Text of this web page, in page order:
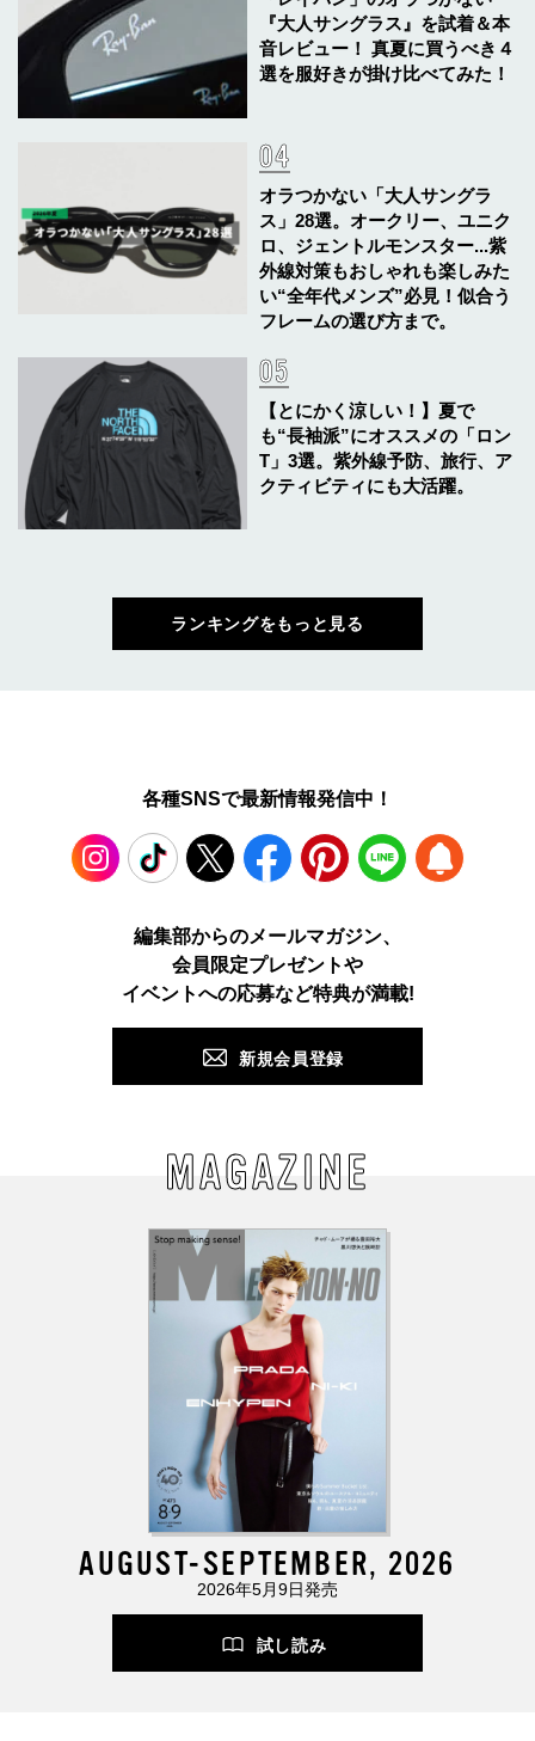
『大人サングラス』を試着＆本
音レビュー！ 真夏に買うべき４
選を服好きが掛け比べてみた！
オラつかない「大人サングラ
ス」28選。オークリー、ユニク
ロ、ジェントルモンスター...紫
外線対策もおしゃれも楽しみた
い“全年代メンズ”必見！似合う
フレームの選び方まで。
【とにかく涼しい！】夏で
も“長袖派”にオススメの「ロン
T」3選。紫外線予防、旅行、ア
クティビティにも大活躍。
ランキングをもっと見る
各種SNSで最新情報発信中！
TikTok Facebook Pinterest LINE
編集部からのメールマガジン、
会員限定プレゼントや
イベントへの応募など特典が満載!
新規会員登録
MAGAZINE
AUGUST-SEPTEMBER, 2026
2026年5月9日発売
試し読み